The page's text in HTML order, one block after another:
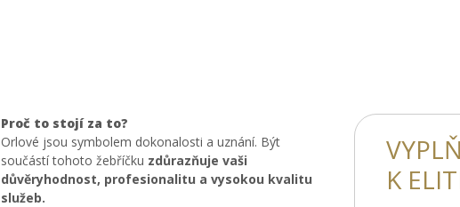
Proč to stojí za to?
Orlové jsou symbolem dokonalosti a uznání. Být
součástí tohoto žebříčku zdůrazňuje vaši
důvěryhodnost, profesionalitu a vysokou kvalitu
služeb.
K